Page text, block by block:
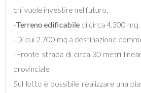
chi vuole investire nel futuro.
-Terreno edificabile di circa 4.300 mq
-Di cui 2.700 mq a destinazione
-Fronte strada di circa 30 metri
provinciale
Sul lotto è possibile realizzare una
minimi